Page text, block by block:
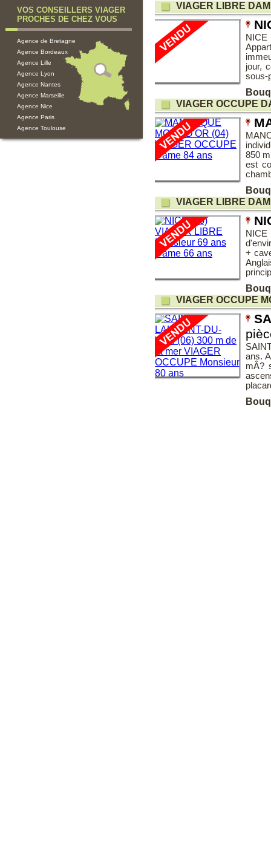
VOS CONSEILLERS VIAGER
PROCHES DE CHEZ VOUS
Agence de Bretagne
Agence Bordeaux
Agence Lille
Agence Lyon
Agence Nantes
Agence Marseille
Agence Nice
Agence Paris
Agence Toulouse
VIAGER LIBRE
jour,
sous-
VIAGER OCCUPE
850
est
VIAGER LIBRE
NICE
+
VIAGER OCCUPE
ans.
mÂ?